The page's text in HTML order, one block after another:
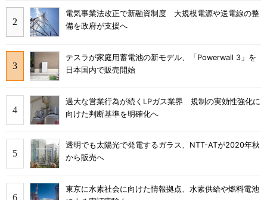
電気事業法改正で新融資制度 大規模電源や送電線の整
備を政府が支援へ
テスラが家庭用蓄電池の新モデル、「Powerwall 3」を
日本国内で販売開始
過大な営業行為が続くLPガス業界 規制の実効性強化に
向けた判断基準を明確化へ
透明でも太陽光で発電するガラス、NTT-ATが2020年秋
から販売へ
東京に水素社会に向けた情報拠点、水素供給や燃料電池